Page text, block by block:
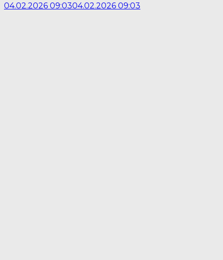
04.02.2026 09:0304.02.2026 09:03